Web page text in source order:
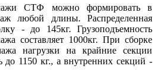
СТФ можно формировать в
любой длины. Распределенная
- до 145кг. Грузоподъемность
составляет 1000кг. При сборке
нагрузки на крайние секции
до 1150 кг., а внутренних секций -